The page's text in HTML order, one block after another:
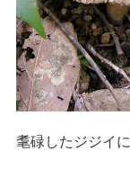
耄碌したジジイ